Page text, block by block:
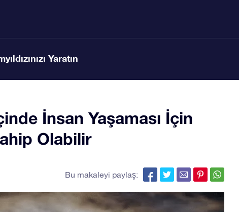
Yaratın
İnsan Yaşaması İçin
Olabilir
Bu makaleyi paylaş: